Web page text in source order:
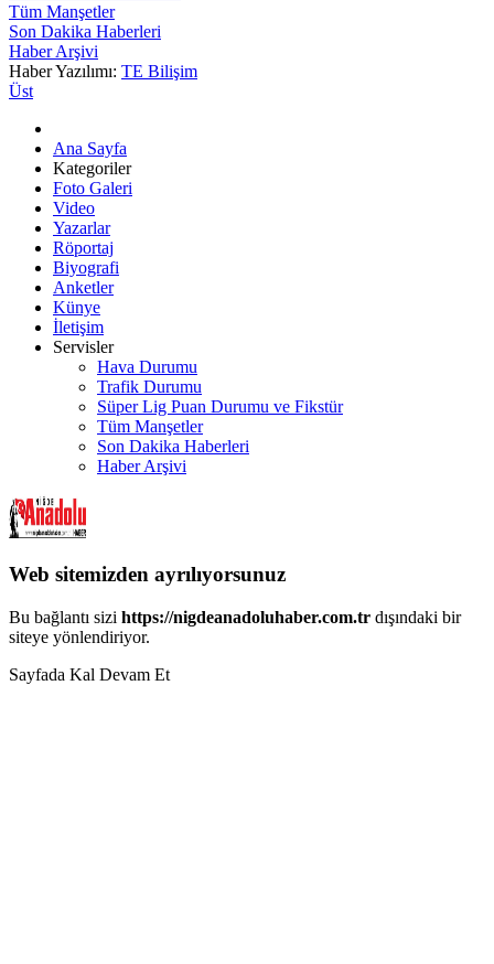
Tüm Manşetler
Son Dakika Haberleri
Haber Arşivi
Haber Yazılımı: TE Bilişim
Üst
Ana Sayfa
Kategoriler
Foto Galeri
Video
Yazarlar
Röportaj
Biyografi
Anketler
Künye
İletişim
Servisler
Hava Durumu
Trafik Durumu
Süper Lig Puan Durumu ve Fikstür
Tüm Manşetler
Son Dakika Haberleri
Haber Arşivi
Web sitemizden ayrılıyorsunuz
Bu bağlantı sizi https://nigdeanadoluhaber.com.tr dışındaki bir
siteye yönlendiriyor.
Sayfada Kal Devam Et